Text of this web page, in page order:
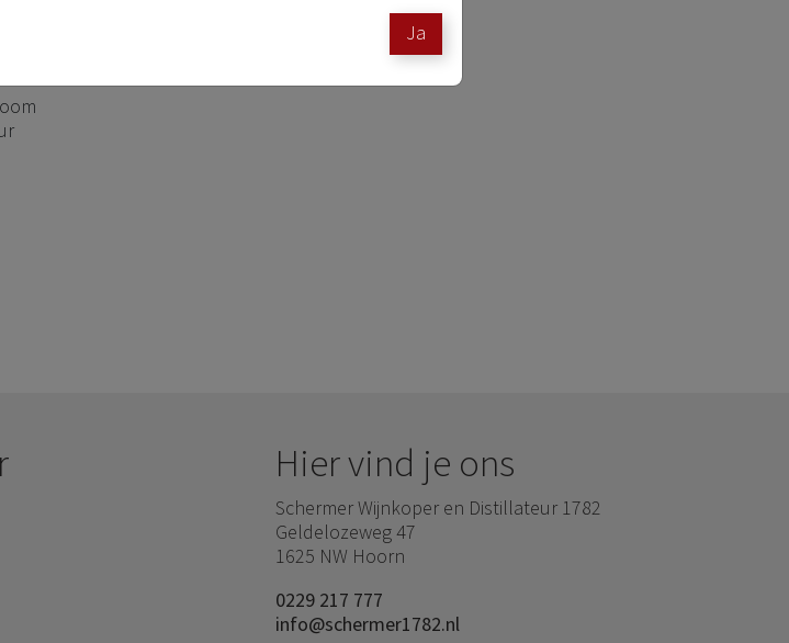
Ja
Hier vind je ons
Schermer Wijnkoper en Distillateur 1782
Geldelozeweg 47
1625 NW Hoorn
0229 217 777
info@schermer1782.nl